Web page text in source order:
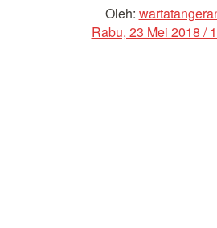
Oleh:
Rabu, 23 Mei 2018 /